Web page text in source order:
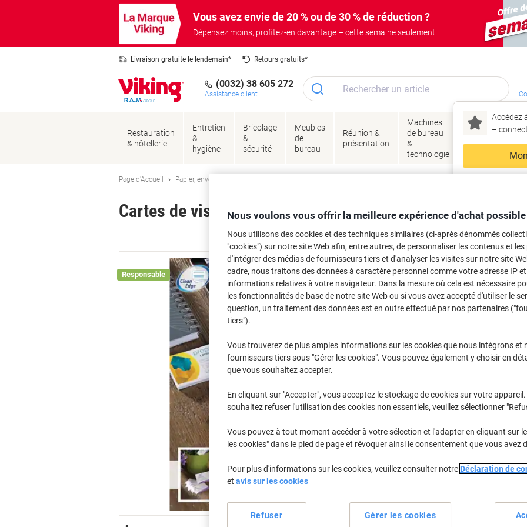
Vous avez envie de 20 % ou de 30 % de réduction ?
Dépensez moins, profitez-en davantage – cette semaine seulement !
Livraison gratuite le lendemain* Retours gratuits*
(0032) 38 605 272
Assistance client
Accédez
–
Restauration
& hôtellerie
Entretien
&
hygiène
Bricolage
&
sécurité
Meubles
de
bureau
Réunion &
présentation
Machines
de bureau
&
technologie
Encres
&
Page d'Accueil Papier, enveloppes & emballage
Cartes de visite Avery Premium 220 g/m² Blanc 25
Marque : Avery Viking N°. 3386150
Responsable
Seulement
€30,89 Paquet
€36,14 TVA incl.
En stock Livraison 2-3 jours
Ajouter à une liste
Spécifications clés
Imprimables recto verso
Rebords absolument lisses
Carton renforcé durable
Nous voulons vous offrir la meilleure expérience d'achat possible
Nous utilisons des cookies et des techniques similaires (ci-après dénommés
"cookies") sur notre site Web afin, entre autres, de personnaliser les contenus et les
d'intégrer des médias de fournisseurs tiers et d'analyser les visites sur notre site
cadre, nous traitons des données à caractère personnel comme votre adresse IP et
informations relatives à votre navigateur. Dans la mesure où cela est nécessaire
les fonctionnalités de base de notre site Web ou si vous avez accepté d'utiliser le
question, un traitement des données est en outre effectué par nos partenaires
tiers").
Vous trouverez de plus amples informations sur les cookies que nous intégrons et
fournisseurs tiers sous "Gérer les cookies". Vous pouvez également y choisir en
que vous souhaitez accepter.
En cliquant sur "Accepter", vous acceptez le stockage de cookies sur votre appareil.
souhaitez refuser l'utilisation des cookies non essentiels, veuillez sélectionner
Vous pouvez à tout moment accéder à votre sélection et l'adapter en cliquant sur le
les cookies" dans le pied de page et révoquer ainsi le consentement que vous avez
Pour plus d'informations sur les cookies, veuillez consulter notre Déclaration de
et avis sur les cookies
Gérer les cookies
Refuser